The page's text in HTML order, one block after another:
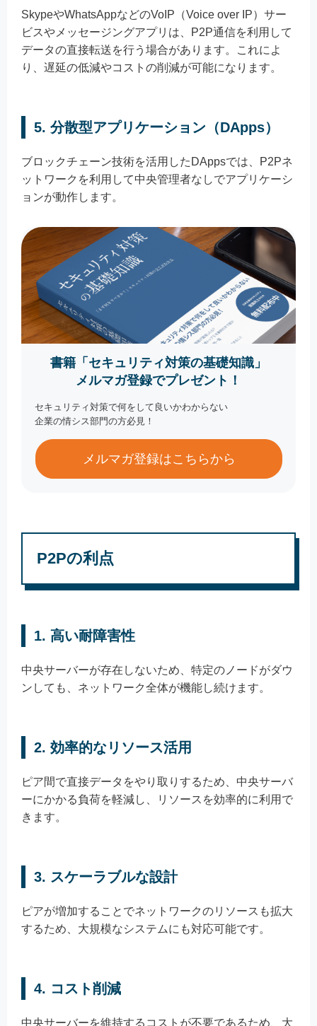
SkypeやWhatsAppなどのVoIP（Voice over IP）サー
ビスやメッセージングアプリは、P2P通信を利用して
データの直接転送を行う場合があります。これによ
り、遅延の低減やコストの削減が可能になります。
5. 分散型アプリケーション（DApps）
ブロックチェーン技術を活用したDAppsでは、P2Pネ
ットワークを利用して中央管理者なしでアプリケーシ
ョンが動作します。
書籍「セキュリティ対策の基礎知識」
メルマガ登録でプレゼント！
セキュリティ対策で何をして良いかわからない
企業の情シス部門の方必見！
メルマガ登録はこちらから
P2Pの利点
1. 高い耐障害性
中央サーバーが存在しないため、特定のノードがダウ
ンしても、ネットワーク全体が機能し続けます。
2. 効率的なリソース活用
ピア間で直接データをやり取りするため、中央サーバ
ーにかかる負荷を軽減し、リソースを効率的に利用で
きます。
3. スケーラブルな設計
ピアが増加することでネットワークのリソースも拡大
するため、大規模なシステムにも対応可能です。
4. コスト削減
中央サーバーを維持するコストが不要であるため、大